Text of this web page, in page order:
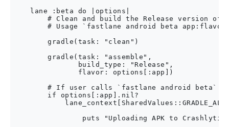
    lane :beta do |options|
# Clean and build the Release version of
# Usage `fastlane android beta
        gradle(task: "clean")
        gradle(task: "assemble",
               build_type: "Release",
               flavor: options[:app])
# If user calls `fastlane android beta`
        if options[:app].nil?
puts "Uploading APK to